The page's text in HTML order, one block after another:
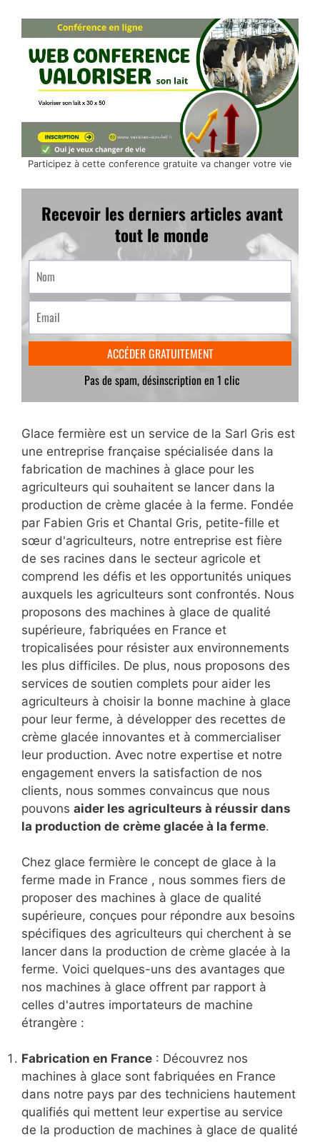
Participez à cette conference gratuite va changer votre vie
Glace fermière est un service de la Sarl Gris est
une entreprise française spécialisée dans la
fabrication de machines à glace pour les
agriculteurs qui souhaitent se lancer dans la
production de crème glacée à la ferme. Fondée
par Fabien Gris et Chantal Gris, petite-fille et
sœur d'agriculteurs, notre entreprise est fière
de ses racines dans le secteur agricole et
comprend les défis et les opportunités uniques
auxquels les agriculteurs sont confrontés. Nous
proposons des machines à glace de qualité
supérieure, fabriquées en France et
tropicalisées pour résister aux environnements
les plus difficiles. De plus, nous proposons des
services de soutien complets pour aider les
agriculteurs à choisir la bonne machine à glace
pour leur ferme, à développer des recettes de
crème glacée innovantes et à commercialiser
leur production. Avec notre expertise et notre
engagement envers la satisfaction de nos
clients, nous sommes convaincus que nous
pouvons aider les agriculteurs à réussir dans
la production de crème glacée à la ferme.
Chez glace fermière le concept de glace à la
ferme made in France , nous sommes fiers de
proposer des machines à glace de qualité
supérieure, conçues pour répondre aux besoins
spécifiques des agriculteurs qui cherchent à se
lancer dans la production de crème glacée à la
ferme. Voici quelques-uns des avantages que
nos machines à glace offrent par rapport à
celles d'autres importateurs de machine
étrangère :
Fabrication en France : Découvrez nos
machines à glace sont fabriquées en France
dans notre pays par des techniciens hautement
qualifiés qui mettent leur expertise au service
de la production de machines à glace de qualité